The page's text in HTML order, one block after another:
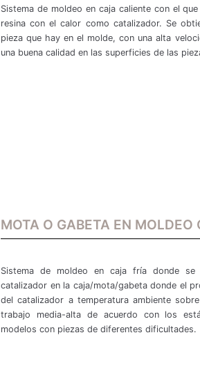
Sistema de moldeo en caja caliente con el
resina con el calor como catalizador. Se
pieza que hay en el molde, con una alta
una buena calidad en las superficies de las
MOTA O GABETA EN MOLDEO
Sistema de moldeo en caja fría donde
catalizador en la caja/mota/gabeta donde el
del catalizador a temperatura ambiente
trabajo media-alta de acuerdo con los
modelos con piezas de diferentes dificultades.